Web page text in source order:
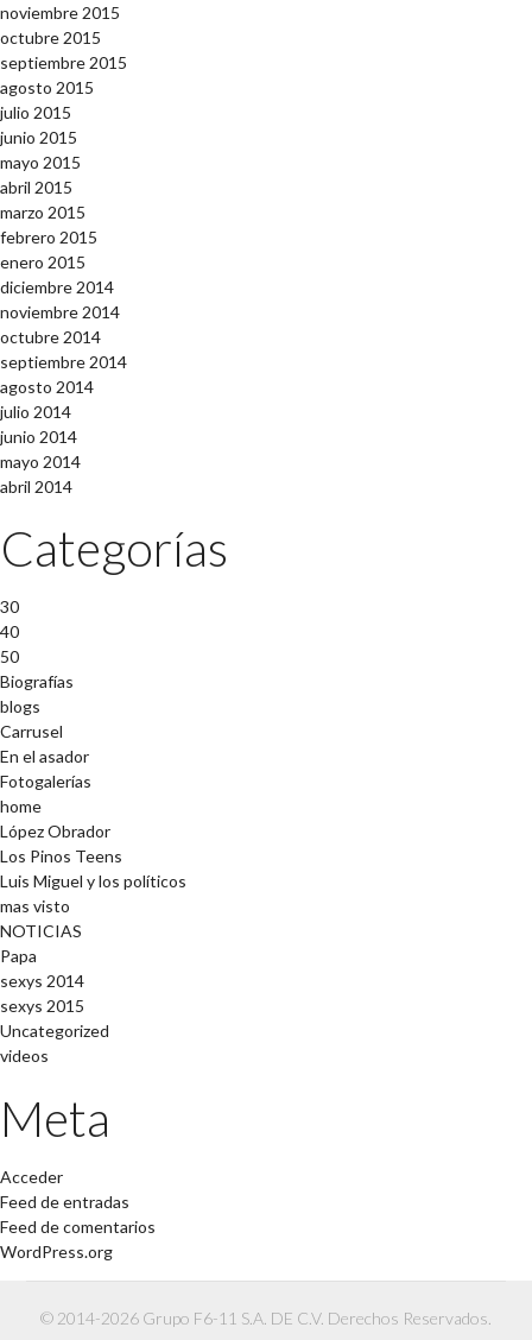
noviembre 2015
octubre 2015
septiembre 2015
agosto 2015
julio 2015
junio 2015
mayo 2015
abril 2015
marzo 2015
febrero 2015
enero 2015
diciembre 2014
noviembre 2014
octubre 2014
septiembre 2014
agosto 2014
julio 2014
junio 2014
mayo 2014
abril 2014
Categorías
30
40
50
Biografías
blogs
Carrusel
En el asador
Fotogalerías
home
López Obrador
Los Pinos Teens
Luis Miguel y los políticos
mas visto
NOTICIAS
Papa
sexys 2014
sexys 2015
Uncategorized
videos
Meta
Acceder
Feed de entradas
Feed de comentarios
WordPress.org
© 2014-2026 Grupo F6-11 S.A. DE C.V. Derechos Reservados.